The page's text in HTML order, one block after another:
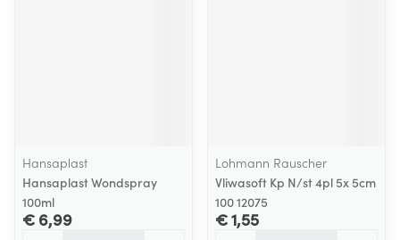
Hansaplast
Hansaplast Wondspray
100ml
€ 6,99
Lohmann Rauscher
Vliwasoft Kp N/st 4pl 5x 5cm
100 12075
€ 1,55